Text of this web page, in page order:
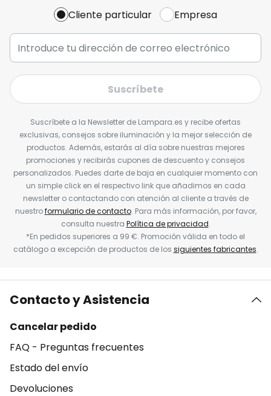
Cliente particular Empresa
Suscríbete
Suscríbete a la Newsletter de Lampara.es y recibe ofertas
exclusivas, consejos sobre iluminación y la mejor selección de
productos. Además, estarás al día sobre nuestras mejores
promociones y recibirás cupones de descuento y consejos
personalizados. Puedes darte de baja en cualquier momento con
un simple click en el respectivo link que añadimos en cada
newsletter o contactando con atención al cliente a través de
nuestroformulario de contacto. Para más información, por favor,
consulta nuestra Política de privacidad.
*En pedidos superiores a 99 €. Promoción válida en todo el
catálogo a excepción de productos de los siguientes fabricantes.
Contacto y Asistencia
Cancelar pedido
FAQ - Preguntas frecuentes
Estado del envío
Devoluciones